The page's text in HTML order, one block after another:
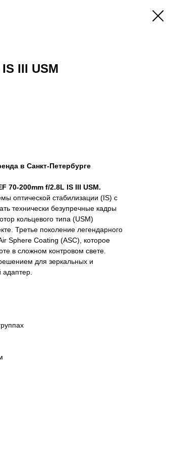
III USM
в Санкт-Петербурге
70-200mm f/2.8L IS III USM.
оптической стабилизации (IS) с
технически безупречные кадры
кольцевого типа (USM)
Третье поколение легендарного
Sphere Coating (ASC), которое
в сложном контровом свете.
для зеркальных и